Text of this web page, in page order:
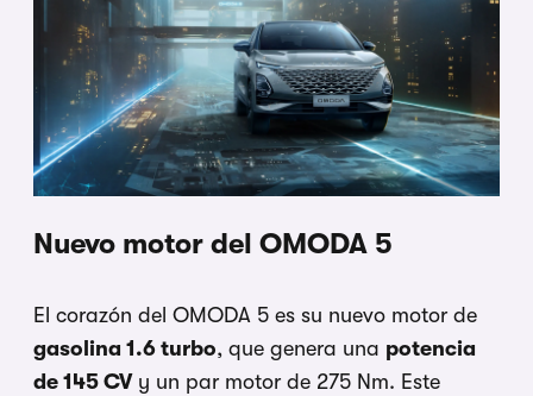
Nuevo motor del OMODA 5
El corazón del OMODA 5 es su nuevo motor de
gasolina 1.6 turbo, que genera una potencia
de 145 CVy un par motor de 275 Nm. Este